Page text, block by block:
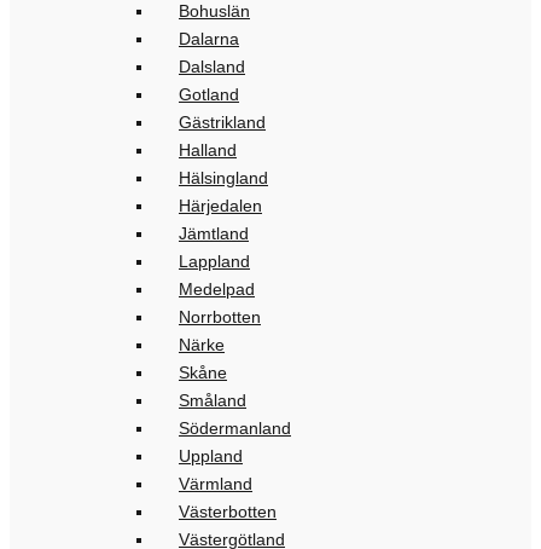
Bohuslän
Dalarna
Dalsland
Gotland
Gästrikland
Halland
Hälsingland
Härjedalen
Jämtland
Lappland
Medelpad
Norrbotten
Närke
Skåne
Småland
Södermanland
Uppland
Värmland
Västerbotten
Västergötland